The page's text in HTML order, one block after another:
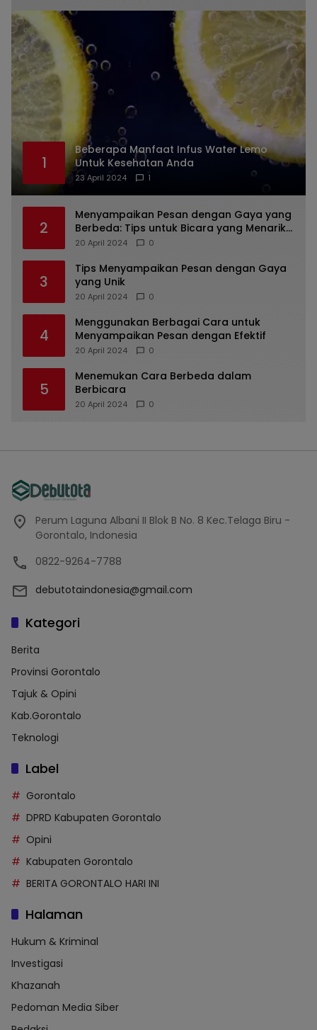
1
Beberapa Manfaat Infus Water Lemo
Untuk Kesehatan Anda
23 April 2024 1
2
Menyampaikan Pesan dengan Gaya yang
Berbeda: Tips untuk Bicara yang Menarik
dan Unik
20 April 2024 0
3
Tips Menyampaikan Pesan dengan Gaya
yang Unik
20 April 2024 0
4
Menggunakan Berbagai Cara untuk
Menyampaikan Pesan dengan Efektif
20 April 2024 0
5
Menemukan Cara Berbeda dalam
Berbicara
20 April 2024 0
Perum Laguna Albani II Blok B No. 8 Kec.Telaga Biru -
Gorontalo, Indonesia
0822-9264-7788
debutotaindonesia@gmail.com
Kategori
Berita
Provinsi Gorontalo
Tajuk & Opini
Kab.Gorontalo
Teknologi
Label
Gorontalo
DPRD Kabupaten Gorontalo
Opini
Kabupaten Gorontalo
BERITA GORONTALO HARI INI
Halaman
Hukum & Kriminal
Investigasi
Khazanah
Pedoman Media Siber